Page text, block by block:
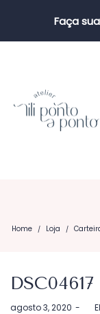
Faça
Home / Loja /
DSC04617
Postado
agosto 3, 2020 by